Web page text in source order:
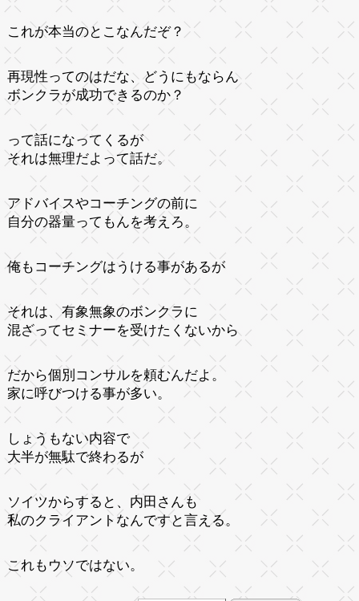
これが本当のとこなんだぞ？
再現性ってのはだな、どうにもならん
ボンクラが成功できるのか？
って話になってくるが
それは無理だよって話だ。
アドバイスやコーチングの前に
自分の器量ってもんを考えろ。
俺もコーチングはうける事があるが
それは、有象無象のボンクラに
混ざってセミナーを受けたくないから
だから個別コンサルを頼むんだよ。
家に呼びつける事が多い。
しょうもない内容で
大半が無駄で終わるが
ソイツからすると、内田さんも
私のクライアントなんですと言える。
これもウソではない。